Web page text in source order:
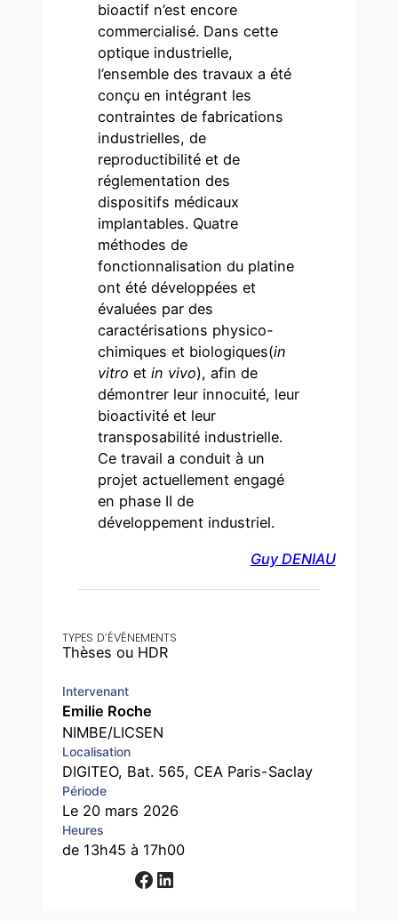
TYPES D’ÉVÉNEMENTS
Thèses ou HDR
Intervenant
Emilie Roche
NIMBE/LICSEN
Localisation
DIGITEO, Bat. 565, CEA Paris-Saclay
Période
Le 20 mars 2026
Heures
de 13h45 à 17h00
Facebook LinkedIn
bioactif n’est encore
commercialisé. Dans cette
optique industrielle,
l’ensemble des travaux a été
conçu en intégrant les
contraintes de fabrications
industrielles, de
reproductibilité et de
réglementation des
dispositifs médicaux
implantables. Quatre
méthodes de
fonctionnalisation du platine
ont été développées et
évaluées par des
caractérisations physico-
chimiques et biologiques(in
vitroet in vivo), afin de
démontrer leur innocuité, leur
bioactivité et leur
transposabilité industrielle.
Ce travail a conduit à un
projet actuellement engagé
en phase II de
développement industriel.
Guy DENIAU